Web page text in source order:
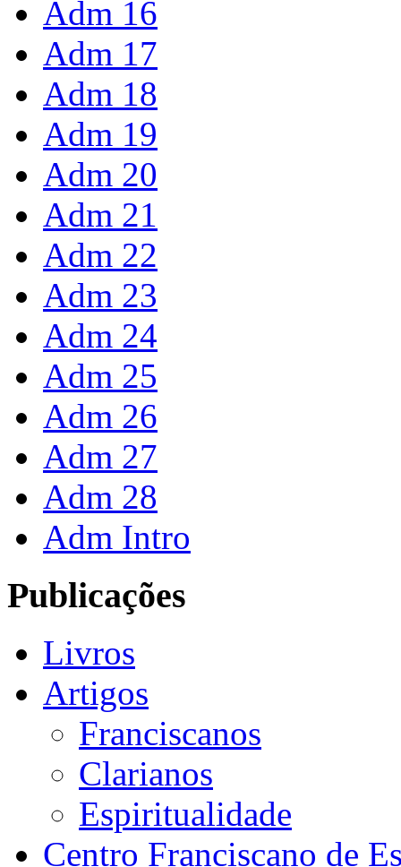
Adm 16
Adm 17
Adm 18
Adm 19
Adm 20
Adm 21
Adm 22
Adm 23
Adm 24
Adm 25
Adm 26
Adm 27
Adm 28
Adm Intro
Publicações
Livros
Artigos
Franciscanos
Clarianos
Espiritualidade
Centro Franciscano de